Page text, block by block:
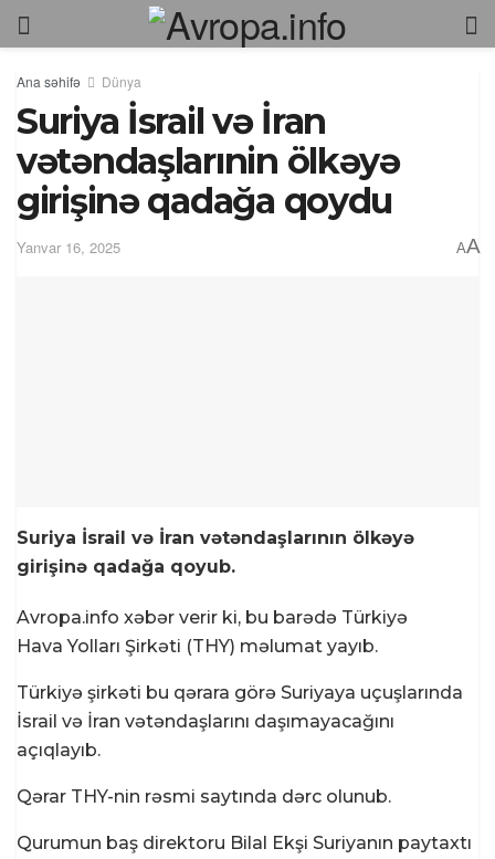
Ana səhifə Dünya
Suriya İsrail və İran
vətəndaşlarınin ölkəyə
girişinə qadağa qoydu
Yanvar 16, 2025 AA
Suriya İsrail və İran vətəndaşlarının ölkəyə
girişinə qadağa qoyub.
Avropa.info xəbər verir ki, bu barədə Türkiyə
Hava Yolları Şirkəti (THY) məlumat yayıb.
Türkiyə şirkəti bu qərara görə Suriyaya uçuşlarında
İsrail və İran vətəndaşlarını daşımayacağını
açıqlayıb.
Qərar THY-nin rəsmi saytında dərc olunub.
Qurumun baş direktoru Bilal Ekşi Suriyanın paytaxtı